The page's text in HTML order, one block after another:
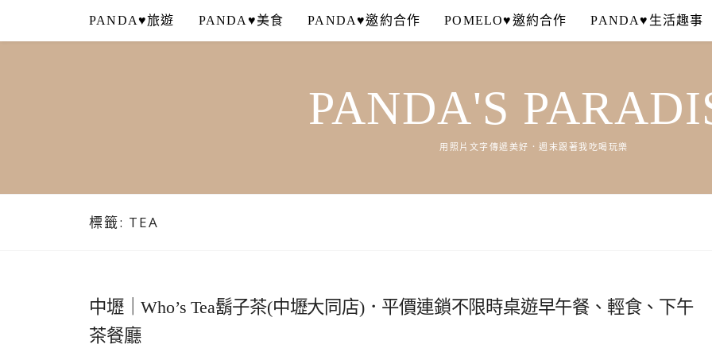
content
PANDA♥旅遊 PANDA♥美食 PANDA♥邀約合作 POMELO♥邀約合作 PANDA♥生活趣事
PANDA'S
用照片文字傳遞美好．週末跟著我吃喝玩樂
標籤: TEA
中壢｜Who’s Tea鬍子茶(中壢大同店)．平價連鎖不限時桌遊早午餐、輕食、下午
茶餐廳